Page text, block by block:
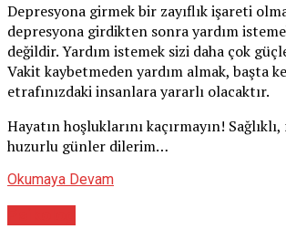
Depresyona girmek bir zayıflık işareti
depresyona girdikten sonra yardım
değildir. Yardım istemek sizi daha çok
Vakit kaybetmeden yardım almak, başta
etrafınızdaki insanlara yararlı olacaktır.
Hayatın hoşluklarını kaçırmayın!
huzurlu günler dilerim…
Okumaya Devam